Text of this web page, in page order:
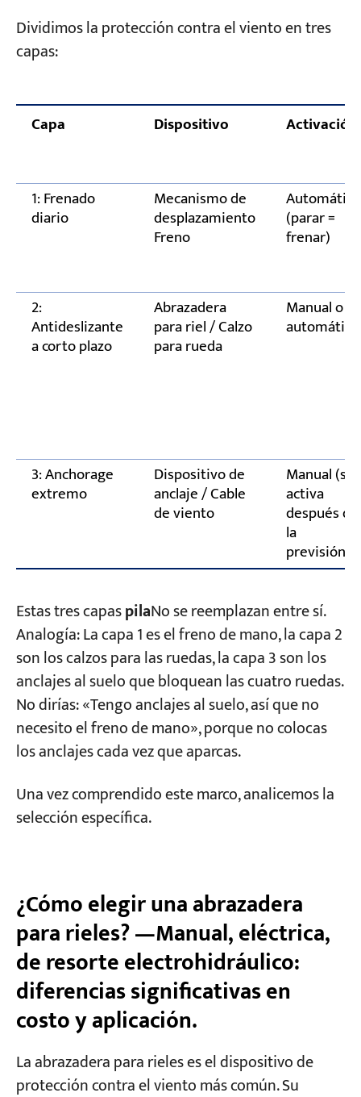
Para proyectos de exportación: No olvide
Preguntas frecuentes
Tu proyecto, te ayudamos a configurarlo
Dividimos la protección contra el viento en tres
capas:
Capa Dispositivo Activación
1: Frenado
diario
Mecanismo de
desplazamiento
Freno
Automático
(parar =
frenar)
2:
Antideslizante
a corto plazo
Abrazadera
para riel / Calzo
para rueda
Manual o
automático
3: Anchorage
extremo
Dispositivo de
anclaje / Cable
de viento
Manual (se
activa
después de
la
previsión)
Estas tres capaspilaNo se reemplazan entre sí.
Analogía: La capa 1 es el freno de mano, la capa 2
son los calzos para las ruedas, la capa 3 son los
anclajes al suelo que bloquean las cuatro ruedas.
No dirías: «Tengo anclajes al suelo, así que no
necesito el freno de mano», porque no colocas
los anclajes cada vez que aparcas.
Una vez comprendido este marco, analicemos la
selección específica.
¿Cómo elegir una abrazadera
para rieles? —Manual, eléctrica,
de resorte electrohidráulico:
diferencias significativas en
costo y aplicación.
La abrazadera para rieles es el dispositivo de
protección contra el viento más común. Su